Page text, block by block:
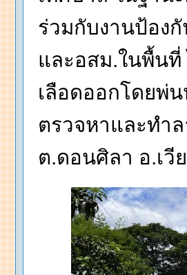
ร่วมกับงานป้อง
และอสม.ในพื้น
เลือดออกโดยพ่
ตรวจหาและทำ
ต.ดอนศิลา อ.เวี